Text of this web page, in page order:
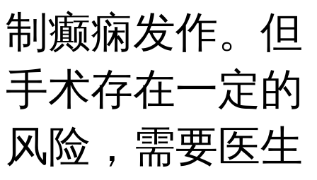
制癫痫发作。但
手术存在一定的
风险，需要医生